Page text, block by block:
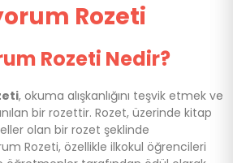
Rozeti
Rozeti Nedir?
, okuma alışkanlığını teşvik etmek ve
bir rozettir. Rozet, üzerinde kitap
olan bir rozet şeklinde
Rozeti, özellikle ilkokul öğrencileri